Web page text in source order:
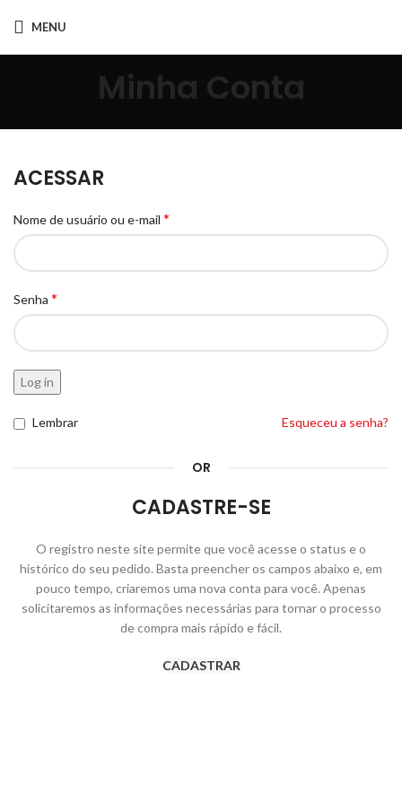
MENU
Minha Conta
ACESSAR
Nome de usuário ou e-mail *
Senha *
Log in
Esqueceu a senha?
Lembrar
OR
CADASTRE-SE
O registro neste site permite que você acesse o status e o
histórico do seu pedido. Basta preencher os campos abaixo e, em
pouco tempo, criaremos uma nova conta para você. Apenas
solicitaremos as informações necessárias para tornar o processo
de compra mais rápido e fácil.
CADASTRAR